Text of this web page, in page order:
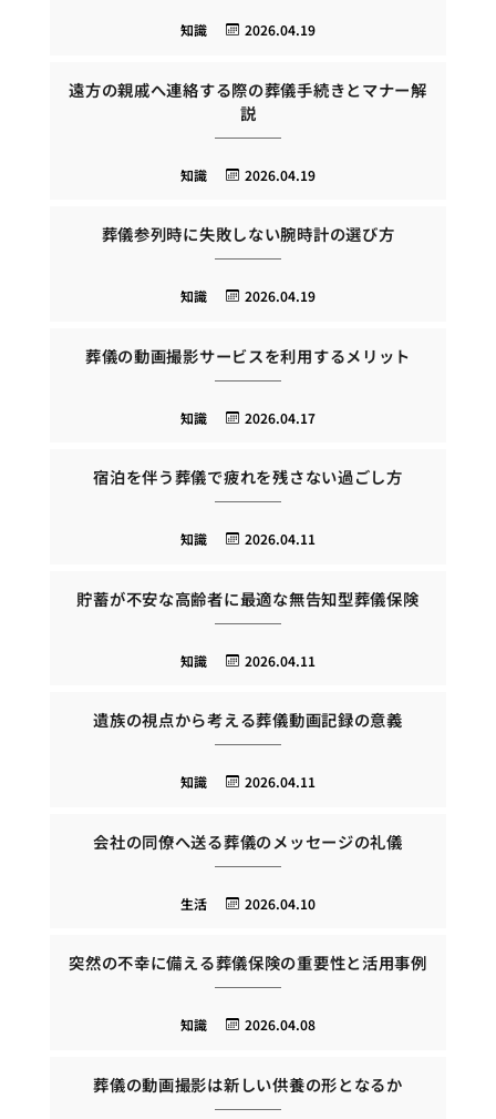
2026.04.19
知識
遠方の親戚へ連絡する際の葬儀手続きとマナー解
説
2026.04.19
知識
葬儀参列時に失敗しない腕時計の選び方
2026.04.19
知識
葬儀の動画撮影サービスを利用するメリット
2026.04.17
知識
宿泊を伴う葬儀で疲れを残さない過ごし方
2026.04.11
知識
貯蓄が不安な高齢者に最適な無告知型葬儀保険
2026.04.11
知識
遺族の視点から考える葬儀動画記録の意義
2026.04.11
知識
会社の同僚へ送る葬儀のメッセージの礼儀
2026.04.10
生活
突然の不幸に備える葬儀保険の重要性と活用事例
2026.04.08
知識
葬儀の動画撮影は新しい供養の形となるか